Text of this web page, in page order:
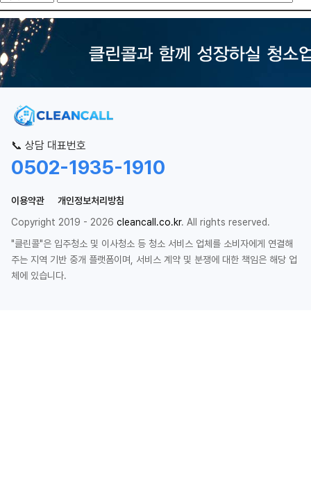
📞 상담 대표번호
0502-1935-1910
이용약관
개인정보처리방침
Copyright 2019 - 2026 cleancall.co.kr. All rights reserved.
"클린콜"은 입주청소 및 이사청소 등 청소 서비스 업체를 소비자에게 연결해
주는 지역 기반 중개 플랫폼이며, 서비스 계약 및 분쟁에 대한 책임은 해당 업
체에 있습니다.